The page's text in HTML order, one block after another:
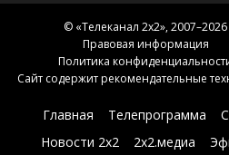
© «Телеканал 2x2», 2007–2026
Правовая информация
Политика
Сайт содержит рекомендательные
Главная Телепрограмма
Новости 2х2
2х2.медиа